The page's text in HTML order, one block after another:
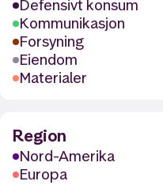
Defensivt konsum
Kommunikasjon
Forsyning
Eiendom
Materialer
Region
Nord-Amerika
Europa